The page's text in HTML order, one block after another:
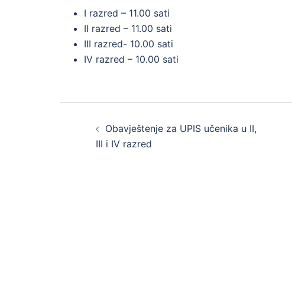
I razred – 11.00 sati
II razred – 11.00 sati
III razred- 10.00 sati
IV razred – 10.00 sati
navigation
Obavještenje za UPIS učenika u II,
III i IV razred